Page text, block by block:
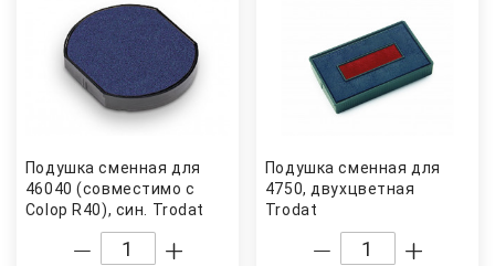
Подушка сменная для
46040 (совместимо с
Colop R40), син. Trodat
Подушка сменная для
4750, двухцветная
Trodat